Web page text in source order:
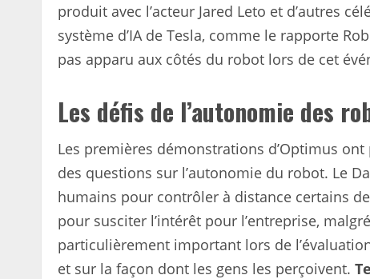
produit avec l’acteur Jared Leto et d’autres
système d’IA de Tesla, comme le rapporte
pas apparu aux côtés du robot lors de cet
Les défis de l’autonomie des
Les premières démonstrations d’Optimus
des questions sur l’autonomie du robot. Le
humains pour contrôler à distance certains
pour susciter l’intérêt pour l’entreprise,
particulièrement important lors de
et sur la façon dont les gens les perçoivent.